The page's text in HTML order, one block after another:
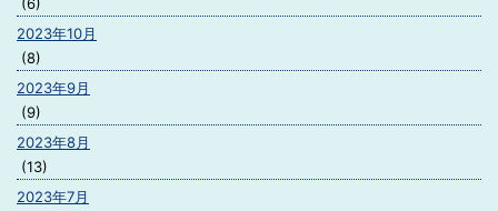
2023年10月
(8)
2023年9月
(9)
2023年8月
(13)
2023年7月